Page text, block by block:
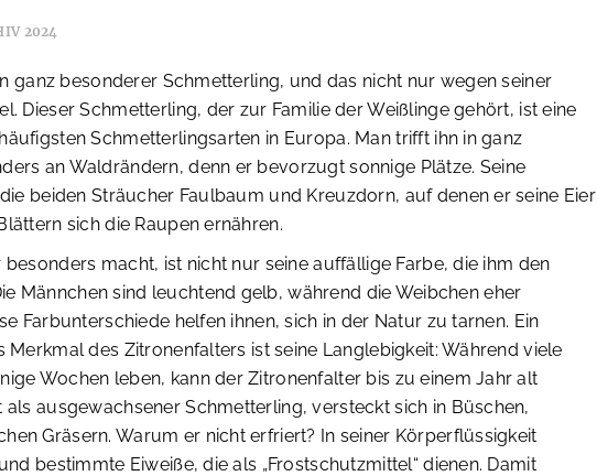
2024
ganz besonderer Schmetterling, und das nicht nur wegen seiner
Dieser Schmetterling, der zur Familie der Weißlinge gehört, ist eine
Schmetterlingsarten in Europa. Man trifft ihn in ganz
an Waldrändern, denn er bevorzugt sonnige Plätze. Seine
beiden Sträucher Faulbaum und Kreuzdorn, auf denen er seine Eier
sich die Raupen ernähren.
macht, ist nicht nur seine auffällige Farbe, die ihm den
Männchen sind leuchtend gelb, während die Weibchen eher
Farbunterschiede helfen ihnen, sich in der Natur zu tarnen. Ein
Merkmal des Zitronenfalters ist seine Langlebigkeit: Während viele
Wochen leben, kann der Zitronenfalter bis zu einem Jahr alt
ausgewachsener Schmetterling, versteckt sich in Büschen,
Gräsern. Warum er nicht erfriert? In seiner Körperflüssigkeit
bestimmte Eiweiße, die als „Frostschutzmittel“ dienen. Damit